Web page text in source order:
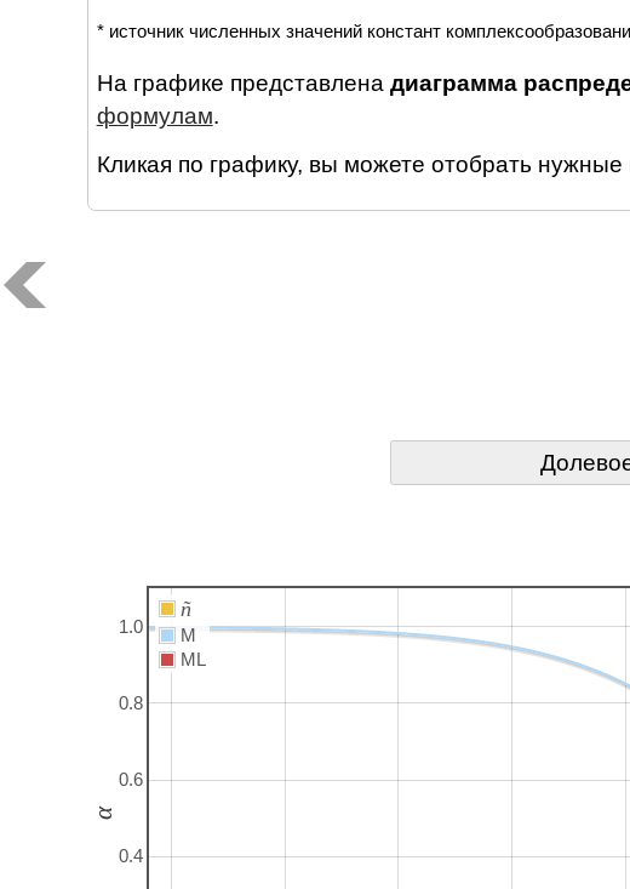
* источник численных значений констант
На графике представлена диаграмма
формулам.
Кликая по графику, вы можете отобрать нужные
0.4
0.6
0.8
1.0
ñ
M
ML
α